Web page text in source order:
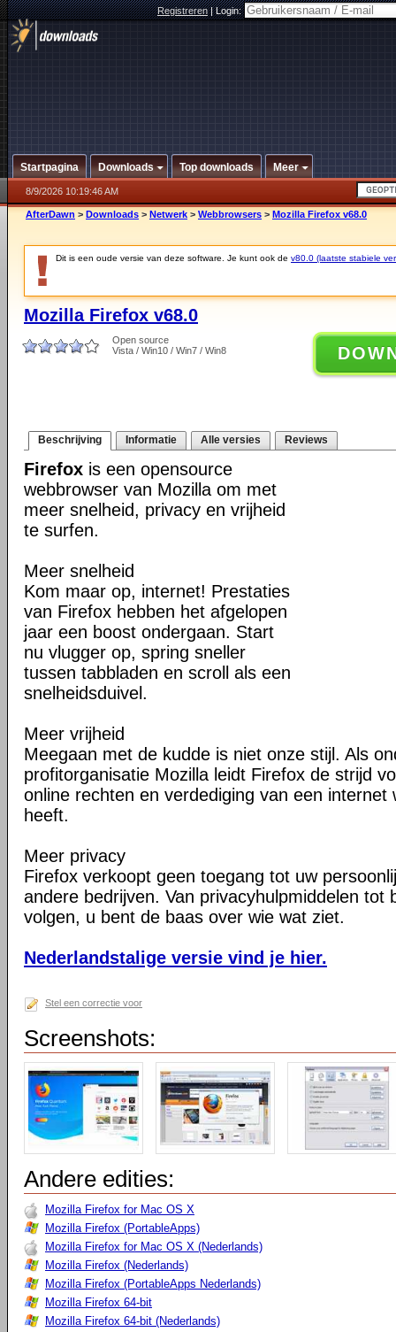
Registreren|Login:
Startpagina Downloads Top downloads Meer
8/9/2026 10:19:46 AM
AfterDawn > Downloads > Netwerk > Webbrowsers > Mozilla Firefox v68.0
Dit is een oude versie van deze software. Je kunt ook de v80.0 (laatste stabiele
Mozilla Firefox v68.0
Open source
Vista / Win10 / Win7 / Win8
Beschrijving Informatie Alle versies Reviews
Firefox is een opensource
webbrowser van Mozilla om met
meer snelheid, privacy en vrijheid
te surfen.
Meer snelheid
Kom maar op, internet! Prestaties
van Firefox hebben het afgelopen
jaar een boost ondergaan. Start
nu vlugger op, spring sneller
tussen tabbladen en scroll als een
snelheidsduivel.
Meer vrijheid
Meegaan met de kudde is niet onze stijl. Als
profitorganisatie Mozilla leidt Firefox de strijd
online rechten en verdediging van een internet
heeft.
Meer privacy
Firefox verkoopt geen toegang tot uw
andere bedrijven. Van privacyhulpmiddelen tot
volgen, u bent de baas over wie wat ziet.
Nederlandstalige versie vind je hier.
Stel een correctie voor
Screenshots:
Andere edities:
Mozilla Firefox for Mac OS X
Mozilla Firefox (PortableApps)
Mozilla Firefox for Mac OS X (Nederlands)
Mozilla Firefox (Nederlands)
Mozilla Firefox (PortableApps Nederlands)
Mozilla Firefox 64-bit
Mozilla Firefox 64-bit (Nederlands)